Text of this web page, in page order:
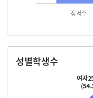
장서수
성별학생수
여자